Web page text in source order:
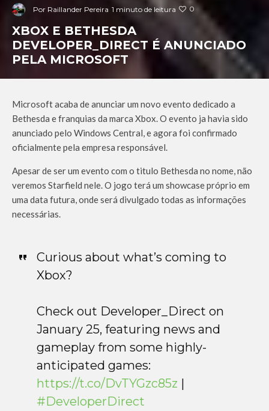
Por Raillander Pereira 1 minuto de leitura 0
XBOX E BETHESDA
DEVELOPER_DIRECT É ANUNCIADO
PELA MICROSOFT
Microsoft acaba de anunciar um novo evento dedicado a
Bethesda e franquias da marca Xbox. O evento ja havia sido
anunciado pelo Windows Central, e agora foi confirmado
oficialmente pela empresa responsável.
Apesar de ser um evento com o titulo Bethesda no nome, não
veremos Starfield nele. O jogo terá um showcase próprio em
uma data futura, onde será divulgado todas as informações
necessárias.
Curious about what’s coming to
Xbox?​
Check out Developer_Direct on
January 25, featuring news and
gameplay from some highly-
anticipated games:
https://t.co/DvTYGzc85z |
#DeveloperDirect